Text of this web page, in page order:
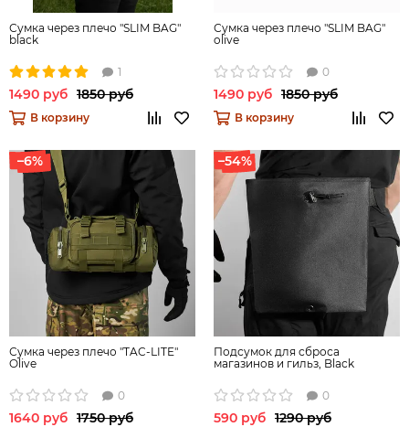
Сумка через плечо "SLIM BAG"
black
1
1490 руб 1850 руб
В корзину
Сумка через плечо "SLIM BAG"
olive
0
1490 руб 1850 руб
В корзину
–6%
Сумка через плечо "TAC-LITE"
Olive
0
1640 руб 1750 руб
–54%
Подсумок для сброса
магазинов и гильз, Black
0
590 руб 1290 руб